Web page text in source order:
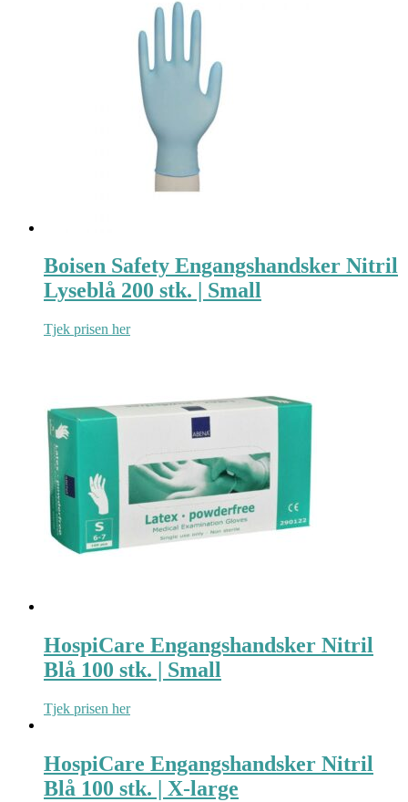
Boisen Safety Engangshandsker Nitril
Lyseblå 200 stk. | Small
Tjek prisen her
HospiCare Engangshandsker Nitril
Blå 100 stk. | Small
Tjek prisen her
HospiCare Engangshandsker Nitril
Blå 100 stk. | X-large